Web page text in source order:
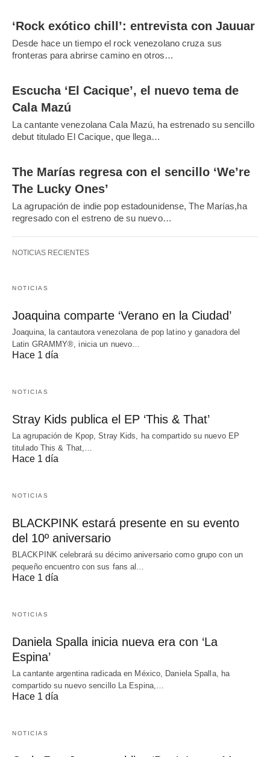
‘Rock exótico chill’: entrevista con Jauuar
Desde hace un tiempo el rock venezolano cruza sus
fronteras para abrirse camino en otros…
Escucha ‘El Cacique’, el nuevo tema de
Cala Mazú
La cantante venezolana Cala Mazú, ha estrenado su sencillo
debut titulado El Cacique, que llega…
The Marías regresa con el sencillo ‘We’re
The Lucky Ones’
La agrupación de indie pop estadounidense, The Marías,ha
regresado con el estreno de su nuevo…
NOTICIAS RECIENTES
NOTICIAS
Joaquina comparte ‘Verano en la Ciudad’
Joaquina, la cantautora venezolana de pop latino y ganadora del
Latin GRAMMY®, inicia un nuevo…
Hace 1 día
NOTICIAS
Stray Kids publica el EP ‘This & That’
La agrupación de Kpop, Stray Kids, ha compartido su nuevo EP
titulado This & That,…
Hace 1 día
NOTICIAS
BLACKPINK estará presente en su evento
del 10º aniversario
BLACKPINK celebrará su décimo aniversario como grupo con un
pequeño encuentro con sus fans al…
Hace 1 día
NOTICIAS
Daniela Spalla inicia nueva era con ‘La
Espina’
La cantante argentina radicada en México, Daniela Spalla, ha
compartido su nuevo sencillo La Espina,…
Hace 1 día
NOTICIAS